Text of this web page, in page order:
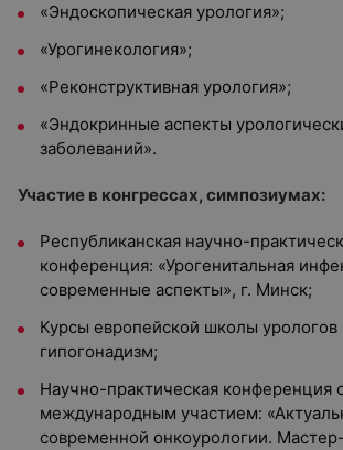
«Эндоскопическая урология»;
«Урогинекология»;
«Реконструктивная урология»;
«Эндокринные аспекты
заболеваний».
Участие в конгрессах, симпозиумах:
Республиканская научно-
конференция: «Урогенитальная
современные аспекты», г. Минск;
Курсы европейской школы
гипогонадизм;
Научно-практическая конференция
международным участием:
современной онкоурологии.